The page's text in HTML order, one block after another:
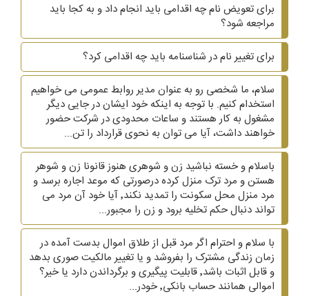
برای تعویض نام چه اقدامی باید انجام داد و به کجا باید
مراجعه شود؟
برای تغییر نام در شناسنامه باید چه اقدامی کرد؟
سلام، ما شخصی رو به عنوان مدیر روابط عمومی می خواهیم
استخدام کنیم. با توجه به اینکه خود ایشان در جایی دیگر
مشغول به کار هستند و ساعات محدودی در شرکت حضور
خواهند داشت، آیا می توان به نحوی قرارداد را تن...
باسلام و خسته نباشید زن و شوهری هنوز قانونا زن و شوهر
هستن و مرد ترک منزل کرده درصورتی که موعد اجاره برسد و
مرد منزل محل سکونت را تمدید نکند٬ آیا خود آن مرد می
تواند دنبال حکم تخلیه برود و زن را مجبور...
با سلام و احترام اگر مرد قبل از طلاق اموال بدست آمده در
زمان زندگی مشترک را بفروشد و یا تغییر مالکیت صوری بدهد
و قابل اثبات باشد٬ قابلیت پیگیری و برگرداندن دارد یا خیر؟
اموالی همانند حساب بانکی٬ خودر...